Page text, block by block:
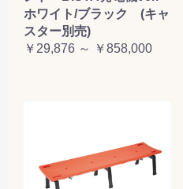
ホワイト/ブラック (キャ
スター別売)
￥29,876 ～ ￥858,000